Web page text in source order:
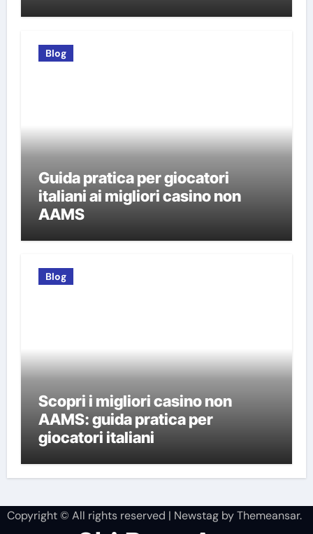
Blog
Guida pratica per giocatori
italiani ai migliori casino non
AAMS
Blog
Scopri i migliori casino non
AAMS: guida pratica per
giocatori italiani
Copyright © All rights reserved | NewstagbyThemeansar.